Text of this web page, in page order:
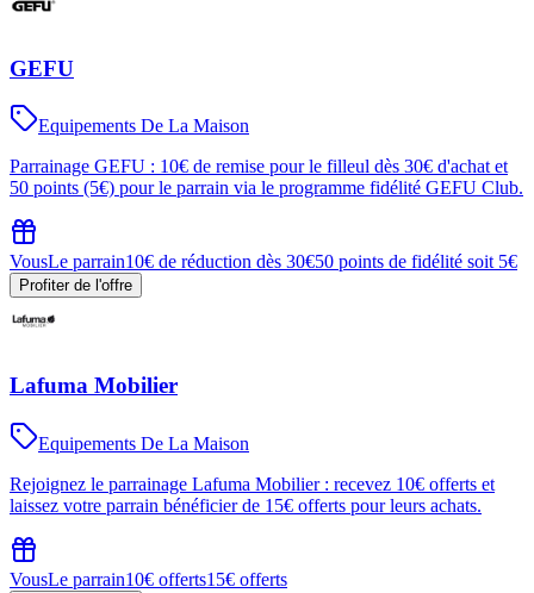
GEFU
Equipements De La Maison
Parrainage GEFU : 10€ de remise pour le filleul dès 30€ d'achat et
50 points (5€) pour le parrain via le programme fidélité GEFU Club.
VousLe parrain10€ de réduction dès 30€50 points de fidélité soit 5€
Profiter de l'offre
Lafuma Mobilier
Equipements De La Maison
Rejoignez le parrainage Lafuma Mobilier : recevez 10€ offerts et
laissez votre parrain bénéficier de 15€ offerts pour leurs achats.
VousLe parrain10€ offerts15€ offerts